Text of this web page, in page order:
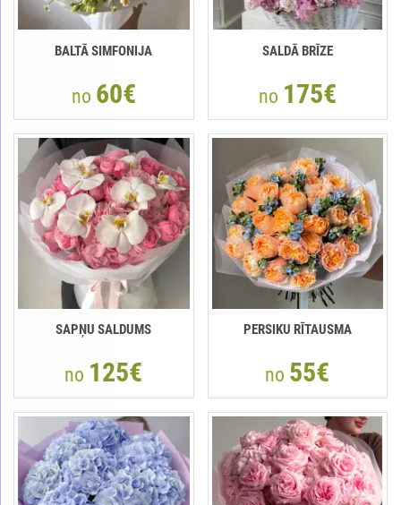
BALTĀ SIMFONIJA
no 60€
SALDĀ BRĪZE
no 175€
SAPŅU SALDUMS
no 125€
PERSIKU RĪTAUSMA
no 55€